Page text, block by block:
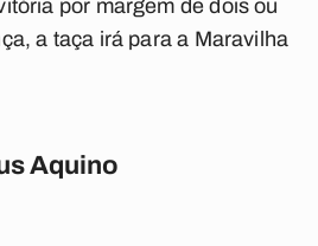
por margem de dois ou
a taça irá para a Maravilha
Aquino